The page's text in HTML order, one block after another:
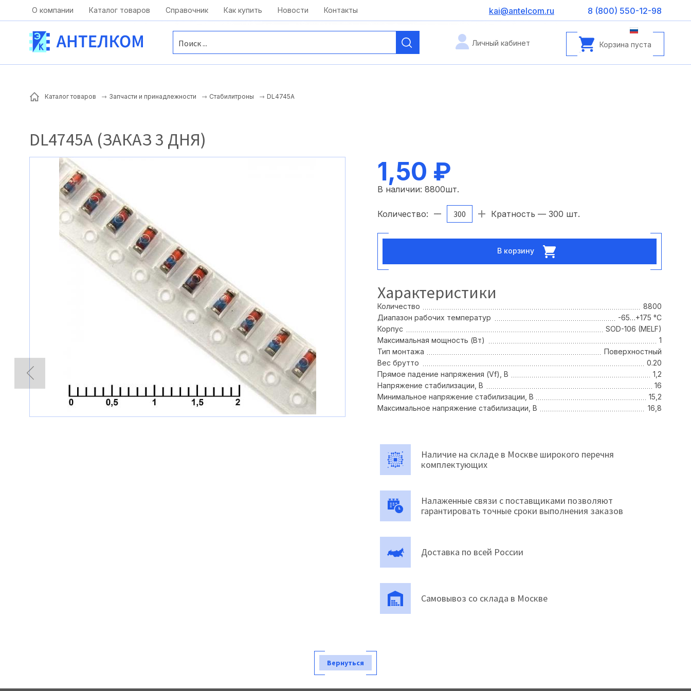
kai@antelcom.ru
Москва, ул. Московская, д.1 офис 1 c 08:00 до 20:00
О компании Каталог товаров Справочник Как купить Новости Контакты 8 (800) 550-12-98
kai@antelcom.ru
Корзина пуста
Личный кабинет
Каталог товаров Запчасти и принадлежности Стабилитроны DL4745A
DL4745A (ЗАКАЗ 3 ДНЯ)
1,50 ₽
В наличии: 8800шт.
Количество: Кратность — 300 шт.
В корзину
Характеристики
Количество
8800
Диапазон рабочих температур
-65…+175 °С
Корпус
SOD-106 (MELF)
Максимальная мощность (Вт)
1
Тип монтажа
Поверхностный
Вес брутто
0.20
Прямое падение напряжения (Vf), В
1,2
Напряжение стабилизации, В
16
Минимальное напряжение стабилизации, В
15,2
Максимальное напряжение стабилизации, В
16,8
Наличие на складе в Москве широкого перечня
комплектующих
Налаженные связи с поставщиками позволяют
гарантировать точные сроки выполнения заказов
Доставка по всей России
Самовывоз со склада в Москве
Вернуться